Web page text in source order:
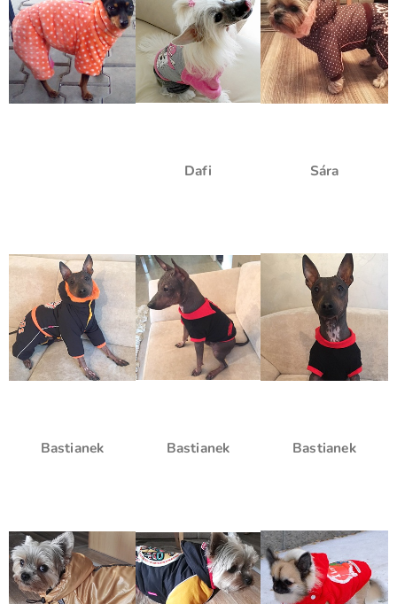
Dafi Sára
Bastianek Bastianek Bastianek